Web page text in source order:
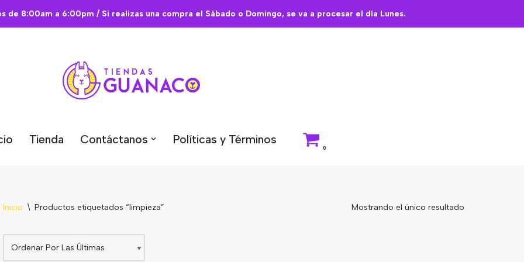
de 8:00am a 6:00pm / Si realizas una compra el Sábado o Domingo, se va a procesar el día Lunes.
Tienda Contáctanos Políticas y Términos
0
Inicio \ Productos etiquetados “limpieza” Mostrando el único resultado